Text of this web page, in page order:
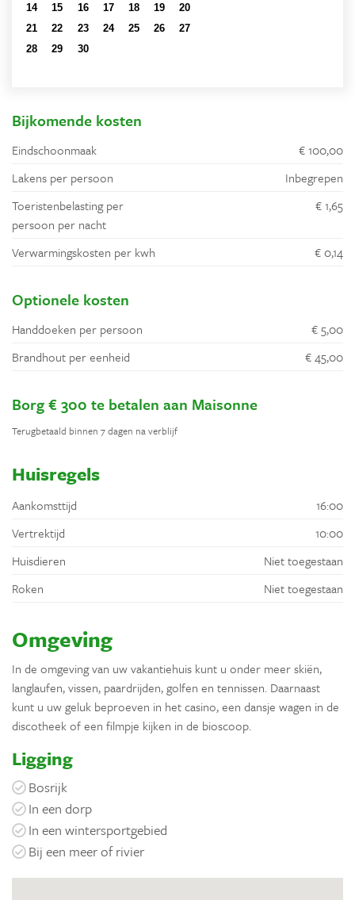
14
15 16 17 18 19
20
21
22 23 24 25 26
27
28
29 30
Bijkomende kosten
Eindschoonmaak
€ 100,00
Lakens per persoon
Inbegrepen
Toeristenbelasting per
persoon per nacht
€ 1,65
Verwarmingskosten per kwh € 0,14
Optionele kosten
Handdoeken per persoon
€ 5,00
Brandhout per eenheid
€ 45,00
Borg € 300 te betalen aan Maisonne
Terugbetaald binnen 7 dagen na verblijf
Huisregels
Aankomsttijd
16:00
Vertrektijd
10:00
Huisdieren
Niet toegestaan
Roken
Niet toegestaan
Omgeving
In de omgeving van uw vakantiehuis kunt u onder meer skiën,
langlaufen, vissen, paardrijden, golfen en tennissen. Daarnaast
kunt u uw geluk beproeven in het casino, een dansje wagen in de
discotheek of een filmpje kijken in de bioscoop.
Ligging
Bosrijk
In een dorp
In een wintersportgebied
Bij een meer of rivier